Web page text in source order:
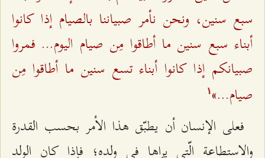
سبع سنين، ونحن نأمر صبياننا بالصيام إذا كانوا
أبناء سبع سنين ما أطاقوا مِن صيام اليوم... فمروا
صبيانكم إذا كانوا أبناء تسع سنين ما أطاقوا مِن
صيام...» ۱
فعلى الإنسان أن يطبّق هذا الأمر بحسب القدرة
والاستطاعة الّتي يراها في ولده؛ فإذا كان الولد